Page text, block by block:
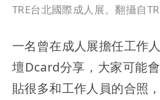
TRE台北國際成人展。翻攝自
一名曾在成人展擔任工作
壇Dcard分享，大家可能
貼很多和工作人員的合照